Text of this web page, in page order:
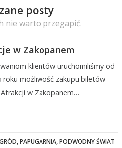
posty
nie warto przegapić.
w Zakopanem
klientów uruchomiliśmy od
roku możliwość zakupu biletów
w Zakopanem…
,PAPUGARNIA,PODWODNY ŚWIAT